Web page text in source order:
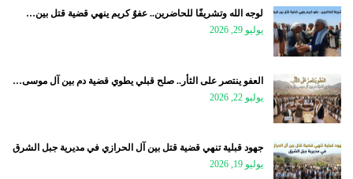
لوجه الله وتشريفًا للحاضرين.. عفوٌ كريم ينهي قضية قتل بين…
يوليو 29, 2026
العفو ينتصر على الثأر.. صلح قبلي يطوي قضية دم بين آل موسى…
يوليو 22, 2026
جهود قبلية تنهي قضية قتل بين آل الحرازي في مديرية جبل الشرق
يوليو 19, 2026